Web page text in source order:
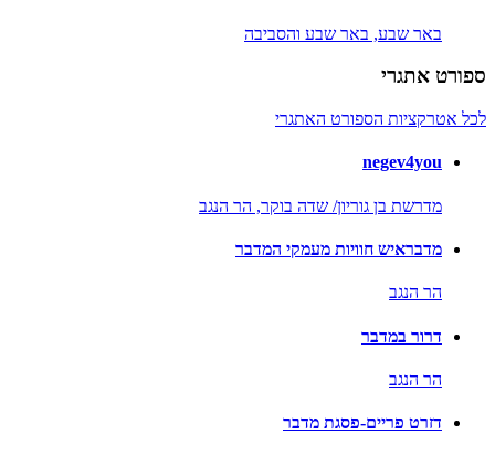
באר שבע, באר שבע והסביבה
ספורט אתגרי
לכל אטרקציות הספורט האתגרי
negev4you
מדרשת בן גוריון/ שדה בוקר, הר הנגב
מדבראיש חוויות מעמקי המדבר
הר הנגב
דרור במדבר
הר הנגב
דזרט פריים-פסגת מדבר